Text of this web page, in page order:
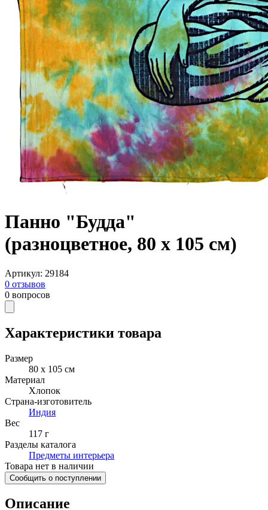
Панно "Будда"
(разноцветное, 80 х 105 см)
Артикул: 29184
0 отзывов
0 вопросов
Характеристики товара
Размер
80 х 105 см
Материал
Хлопок
Страна-изготовитель
Индия
Вес
117 г
Разделы каталога
Предметы интерьера
Товара нет в наличии
Сообщить о поступлении
Описание